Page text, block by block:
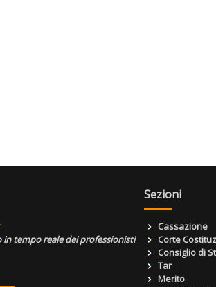
tempo reale dei professionisti
Sezioni
Cassazione
Corte
Consiglio di
Tar
Merito